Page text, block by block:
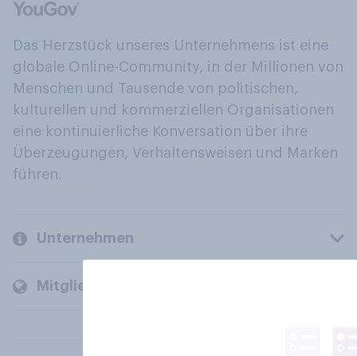
Das Herzstück unseres Unternehmens ist eine
globale Online-Community, in der Millionen von
Menschen und Tausende von politischen,
kulturellen und kommerziellen Organisationen
eine kontinuierliche Konversation über ihre
Überzeugungen, Verhaltensweisen und Marken
führen.
Unternehmen
Mitglieder und Kunden